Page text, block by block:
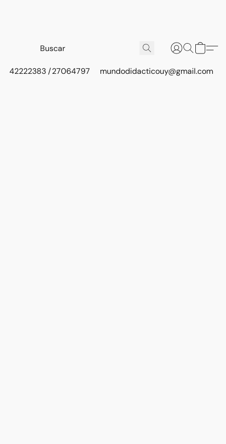
42222383 / 27064797 mundodidacticouy@gmail.com